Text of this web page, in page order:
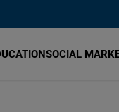
SOCIAL